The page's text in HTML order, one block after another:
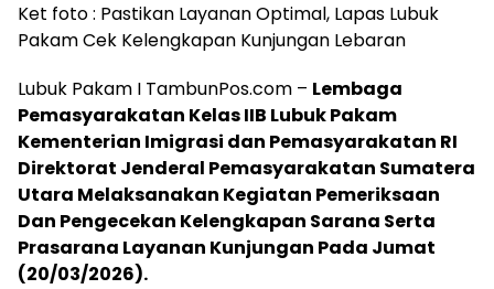
Ket foto : Pastikan Layanan Optimal, Lapas Lubuk
Pakam Cek Kelengkapan Kunjungan Lebaran
Lubuk Pakam I TambunPos.com – Lembaga
Pemasyarakatan Kelas IIB Lubuk Pakam
Kementerian Imigrasi dan Pemasyarakatan RI
Direktorat Jenderal Pemasyarakatan Sumatera
Utara Melaksanakan Kegiatan Pemeriksaan
Dan Pengecekan Kelengkapan Sarana Serta
Prasarana Layanan Kunjungan Pada Jumat
(20/03/2026).